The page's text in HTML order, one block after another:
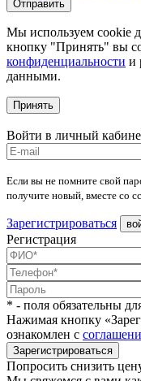
Отправить
Мы используем cookie
кнопку "Принять" вы
конфиденциальности и
данными.
Принять
Войти в личный
Если вы не помните свой
получите новый, вместе со
Зарегистрироваться
Регистрация
* - поля обязательны
Нажимая кнопку
ознакомлен с
Зарегистрироваться
Попросить снизить